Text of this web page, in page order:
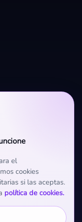
el
cookies
si las aceptas.
política de cookies.